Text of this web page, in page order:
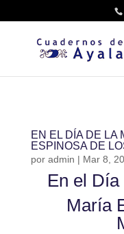
EN EL DÍA DE LA
ESPINOSA DE
por admin | Mar 8,
En el
María